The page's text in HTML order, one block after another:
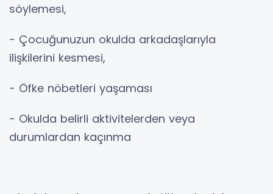
söylemesi,
- Çocuğunuzun okulda arkadaşlarıyla
ilişkilerini kesmesi,
- Öfke nöbetleri yaşaması
- Okulda belirli aktivitelerden veya
durumlardan kaçınma